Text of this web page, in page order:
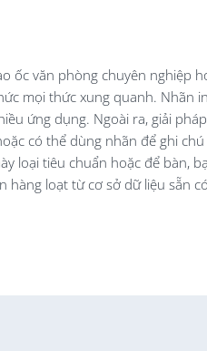
ốc văn phòng chuyên nghiệp
mọi thức xung quanh. Nhãn
ứng dụng. Ngoài ra, giải
có thể dùng nhãn để ghi
loại tiêu chuẩn hoặc để bàn,
hàng loạt từ cơ sở dữ liệu sẵn